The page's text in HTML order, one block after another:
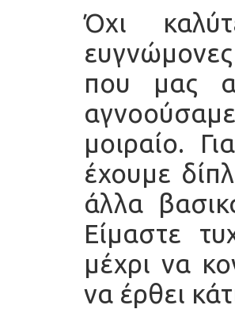
Όχι
ευγνώμονες
που μας
μοιραίο.
έχουμε
άλλα
Είμαστε
μέχρι να
να έρθει